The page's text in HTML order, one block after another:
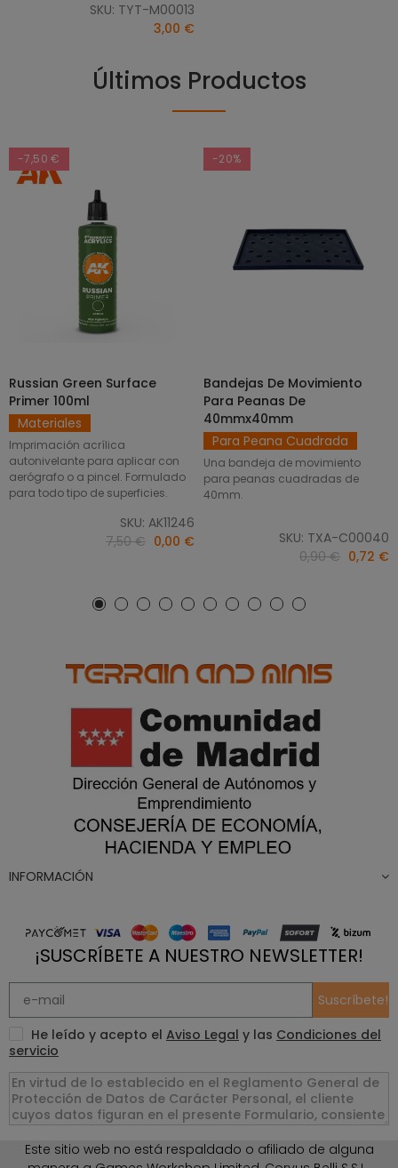
SKU: TYT-M00013
3,00 €
Últimos Productos
-7,50 €
AÑADIR AL CARRITO
Russian Green Surface
Primer 100ml
Materiales
Imprimación acrílica
autonivelante para aplicar con
aerógrafo o a pincel. Formulado
para todo tipo de superficies.
SKU: AK11246
7,50 € 0,00 €
-20%
SELECCIONAR OPCIONES
Bandejas De Movimiento
Para Peanas De
40mmx40mm
Para Peana Cuadrada
Una bandeja de movimiento
para peanas cuadradas de
40mm.
SKU: TXA-C00040
0,90 € 0,72 €
INFORMACIÓN
¡SUSCRÍBETE A NUESTRO NEWSLETTER!
Suscríbete!
He leído y acepto el Aviso Legal y las Condiciones del
servicio
Este sitio web no está respaldado o afiliado de alguna